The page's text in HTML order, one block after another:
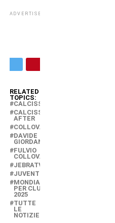
ADVERTISEMENT
RELATED
TOPICS:
CALCISSIMO
CALCISSIMO
AFTER
COLLOVATI
DAVIDE
GIORDANA
FULVIO
COLLOVATI
JEBRATV
JUVENTUS
MONDIALE
PER CLUB
2025
TUTTE
LE
NOTIZIE